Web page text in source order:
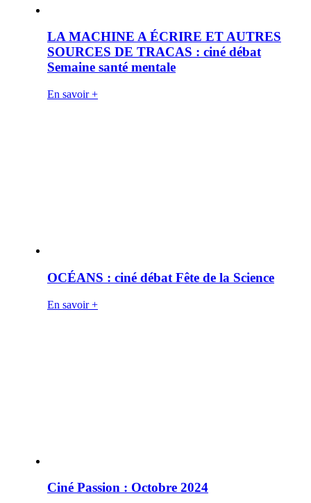
LA MACHINE A ÉCRIRE ET AUTRES
SOURCES DE TRACAS : ciné débat
Semaine santé mentale
En savoir +
OCÉANS : ciné débat Fête de la Science
En savoir +
Ciné Passion : Octobre 2024